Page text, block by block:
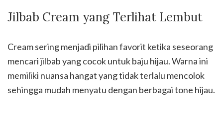
Jilbab Cream yang Terlihat Lembut
Cream sering menjadi pilihan favorit ketika seseorang
mencari jilbab yang cocok untuk baju hijau. Warna ini
memiliki nuansa hangat yang tidak terlalu mencolok
sehingga mudah menyatu dengan berbagai tone hijau.